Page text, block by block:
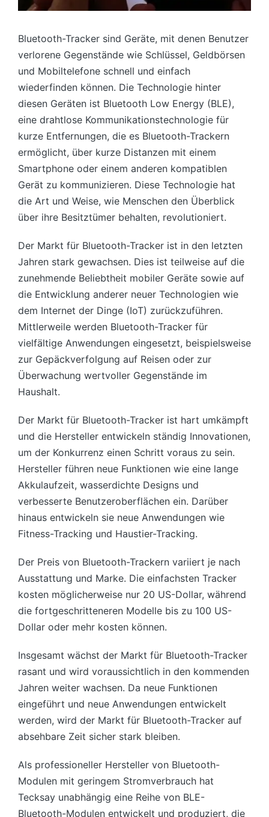
Bluetooth-Tracker sind Geräte, mit denen Benutzer
verlorene Gegenstände wie Schlüssel, Geldbörsen
und Mobiltelefone schnell und einfach
wiederfinden können. Die Technologie hinter
diesen Geräten ist Bluetooth Low Energy (BLE),
eine drahtlose Kommunikationstechnologie für
kurze Entfernungen, die es Bluetooth-Trackern
ermöglicht, über kurze Distanzen mit einem
Smartphone oder einem anderen kompatiblen
Gerät zu kommunizieren. Diese Technologie hat
die Art und Weise, wie Menschen den Überblick
über ihre Besitztümer behalten, revolutioniert.
Der Markt für Bluetooth-Tracker ist in den letzten
Jahren stark gewachsen. Dies ist teilweise auf die
zunehmende Beliebtheit mobiler Geräte sowie auf
die Entwicklung anderer neuer Technologien wie
dem Internet der Dinge (IoT) zurückzuführen.
Mittlerweile werden Bluetooth-Tracker für
vielfältige Anwendungen eingesetzt, beispielsweise
zur Gepäckverfolgung auf Reisen oder zur
Überwachung wertvoller Gegenstände im
Haushalt.
Der Markt für Bluetooth-Tracker ist hart umkämpft
und die Hersteller entwickeln ständig Innovationen,
um der Konkurrenz einen Schritt voraus zu sein.
Hersteller führen neue Funktionen wie eine lange
Akkulaufzeit, wasserdichte Designs und
verbesserte Benutzeroberflächen ein. Darüber
hinaus entwickeln sie neue Anwendungen wie
Fitness-Tracking und Haustier-Tracking.
Der Preis von Bluetooth-Trackern variiert je nach
Ausstattung und Marke. Die einfachsten Tracker
kosten möglicherweise nur 20 US-Dollar, während
die fortgeschritteneren Modelle bis zu 100 US-
Dollar oder mehr kosten können.
Insgesamt wächst der Markt für Bluetooth-Tracker
rasant und wird voraussichtlich in den kommenden
Jahren weiter wachsen. Da neue Funktionen
eingeführt und neue Anwendungen entwickelt
werden, wird der Markt für Bluetooth-Tracker auf
absehbare Zeit sicher stark bleiben.
Als professioneller Hersteller von Bluetooth-
Modulen mit geringem Stromverbrauch hat
Tecksay unabhängig eine Reihe von BLE-
Bluetooth-Modulen entwickelt und produziert, die